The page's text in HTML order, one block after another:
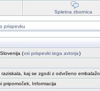
Spletna zbornica
prispevku
(vsi prispevki tega avtorja)
kaj se zgodi z odvrženo
pripomoček, Informacija